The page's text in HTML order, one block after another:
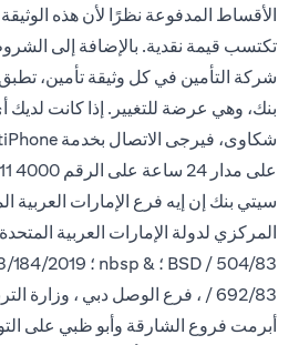
الأقساط المدفوعة نظرًا لأن هذه
تكتسب قيمة نقدية. بالإضافة إلى
شركة التأمين في كل وثيقة تأمين،
بنك، وهي عرضة للتغيير. إذا كانت لديك
شكاوى، فيرجى الاتصال بخدمة CitiPhone
على مدار 24 ساعة على
الرقم 4000 311 4 971+.
سيتي بنك إن إيه فرع الإمارات العربية
المركزي لدولة الإمارات العربية
/ 692/83 ، فرع الوصل دبي ، وزارة
أبرمت فروع الشارقة وأبو ظبي على